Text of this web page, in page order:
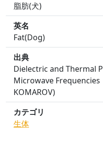
脂肪(犬)
英名
Fat(Dog)
出典
Dielectric and Thermal
Microwave Frequencies
KOMAROV)
カテゴリ
生体